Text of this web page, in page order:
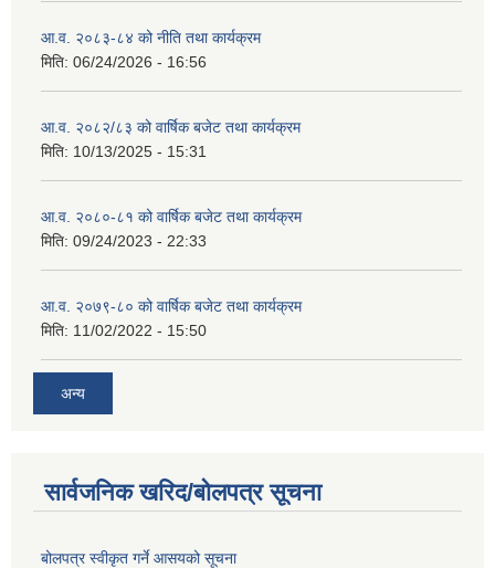
आ.व. २०८३-८४ को नीति तथा कार्यक्रम
मिति: 06/24/2026 - 16:56
आ.व. २०८२/८३ को वार्षिक बजेट तथा कार्यक्रम
मिति: 10/13/2025 - 15:31
आ.व. २०८०-८१ को वार्षिक बजेट तथा कार्यक्रम
मिति: 09/24/2023 - 22:33
आ.व. २०७९-८० को वार्षिक बजेट तथा कार्यक्रम
मिति: 11/02/2022 - 15:50
अन्य
सार्वजनिक खरिद/बोलपत्र सूचना
बोलपत्र स्वीकृत गर्ने आसयको सूचना